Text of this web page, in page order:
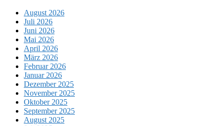
August 2026
Juli 2026
Juni 2026
Mai 2026
April 2026
März 2026
Februar 2026
Januar 2026
Dezember 2025
November 2025
Oktober 2025
September 2025
August 2025